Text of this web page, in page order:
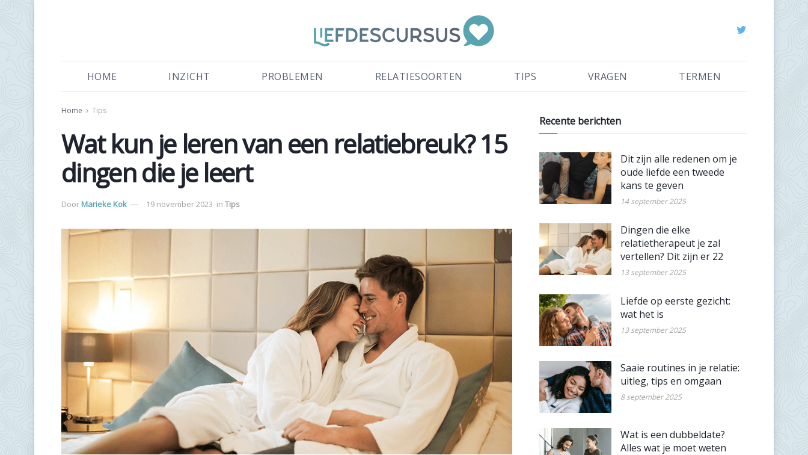
HOME INZICHT PROBLEMEN RELATIESOORTEN TIPS VRAGEN TERMEN
Home Tips
Wat kun je leren van een relatiebreuk? 15
dingen die je leert
DoorMarieke Kok 19 november 2023 in Tips
Recente berichten
Dit zijn alle redenen om je
oude liefde een tweede
kans te geven
14 september 2025
Dingen die elke
relatietherapeut je zal
vertellen? Dit zijn er 22
13 september 2025
Liefde op eerste gezicht:
wat het is
13 september 2025
Saaie routines in je relatie:
uitleg, tips en omgaan
8 september 2025
Wat is een dubbeldate?
Alles wat je moet weten